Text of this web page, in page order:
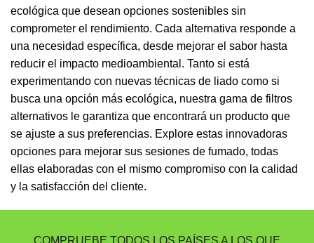
ecológica que desean opciones sostenibles sin
comprometer el rendimiento. Cada alternativa responde a
una necesidad específica, desde mejorar el sabor hasta
reducir el impacto medioambiental. Tanto si está
experimentando con nuevas técnicas de liado como si
busca una opción más ecológica, nuestra gama de filtros
alternativos le garantiza que encontrará un producto que
se ajuste a sus preferencias. Explore estas innovadoras
opciones para mejorar sus sesiones de fumado, todas
ellas elaboradas con el mismo compromiso con la calidad
y la satisfacción del cliente.
COMPRUEBE TODOS LOS PAÍSES A LOS QUE